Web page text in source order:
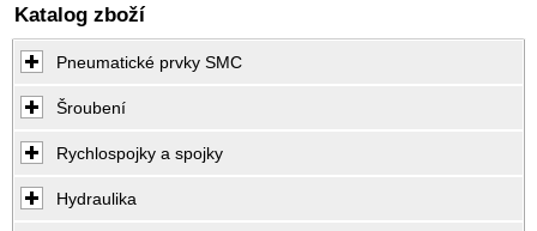
Katalog zboží
Pneumatické prvky SMC
Šroubení
Rychlospojky a spojky
Hydraulika